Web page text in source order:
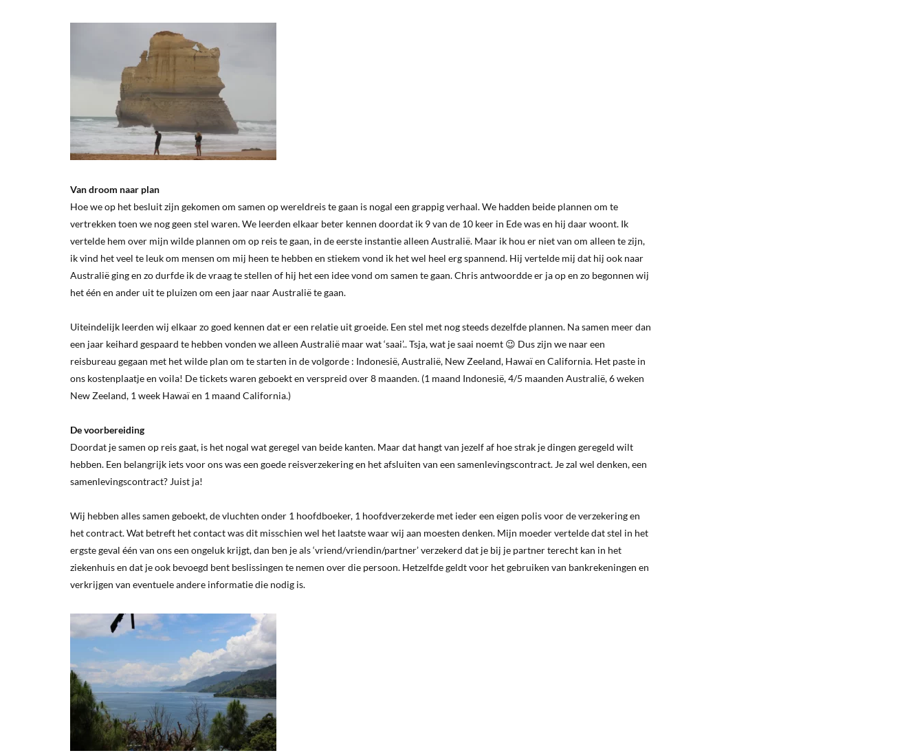
Van droom naar plan
Hoe we op het besluit zijn gekomen om samen op wereldreis te gaan is nogal een grappig verhaal. We hadden beide plannen om te
vertrekken toen we nog geen stel waren. We leerden elkaar beter kennen doordat ik 9 van de 10 keer in Ede was en hij daar woont. Ik
vertelde hem over mijn wilde plannen om op reis te gaan, in de eerste instantie alleen Australië. Maar ik hou er niet van om alleen te zijn,
ik vind het veel te leuk om mensen om mij heen te hebben en stiekem vond ik het wel heel erg spannend. Hij vertelde mij dat hij ook naar
Australië ging en zo durfde ik de vraag te stellen of hij het een idee vond om samen te gaan. Chris antwoordde er ja op en zo begonnen wij
het één en ander uit te pluizen om een jaar naar Australië te gaan.
Uiteindelijk leerden wij elkaar zo goed kennen dat er een relatie uit groeide. Een stel met nog steeds dezelfde plannen. Na samen meer dan
een jaar keihard gespaard te hebben vonden we alleen Australië maar wat ‘saai’.. Tsja, wat je saai noemt 😉 Dus zijn we naar een
reisbureau gegaan met het wilde plan om te starten in de volgorde : Indonesië, Australië, New Zeeland, Hawaï en California. Het paste in
ons kostenplaatje en voila! De tickets waren geboekt en verspreid over 8 maanden. (1 maand Indonesië, 4/5 maanden Australië, 6 weken
New Zeeland, 1 week Hawaï en 1 maand California.)
De voorbereiding
Doordat je samen op reis gaat, is het nogal wat geregel van beide kanten. Maar dat hangt van jezelf af hoe strak je dingen geregeld wilt
hebben. Een belangrijk iets voor ons was een goede reisverzekering en het afsluiten van een samenlevingscontract. Je zal wel denken, een
samenlevingscontract? Juist ja!
Wij hebben alles samen geboekt, de vluchten onder 1 hoofdboeker, 1 hoofdverzekerde met ieder een eigen polis voor de verzekering en
het contract. Wat betreft het contact was dit misschien wel het laatste waar wij aan moesten denken. Mijn moeder vertelde dat stel in het
ergste geval één van ons een ongeluk krijgt, dan ben je als ‘vriend/vriendin/partner’ verzekerd dat je bij je partner terecht kan in het
ziekenhuis en dat je ook bevoegd bent beslissingen te nemen over die persoon. Hetzelfde geldt voor het gebruiken van bankrekeningen en
verkrijgen van eventuele andere informatie die nodig is.